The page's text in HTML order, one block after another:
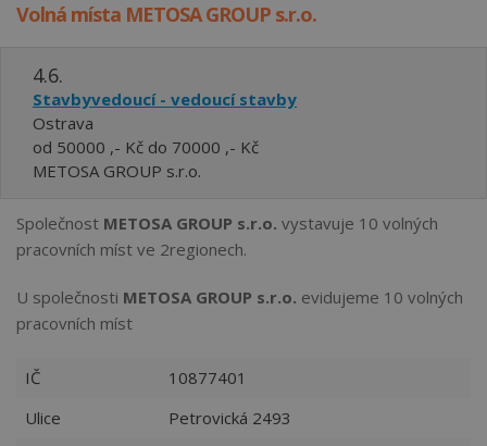
Volná místa METOSA GROUP s.r.o.
4.6.
Stavbyvedoucí - vedoucí stavby
Ostrava
od 50000 ,- Kč do 70000 ,- Kč
METOSA GROUP s.r.o.
Společnost METOSA GROUP s.r.o. vystavuje 10 volných
pracovních míst ve 2regionech.
U společnosti METOSA GROUP s.r.o. evidujeme 10 volných
pracovních míst
IČ
10877401
Ulice
Petrovická 2493